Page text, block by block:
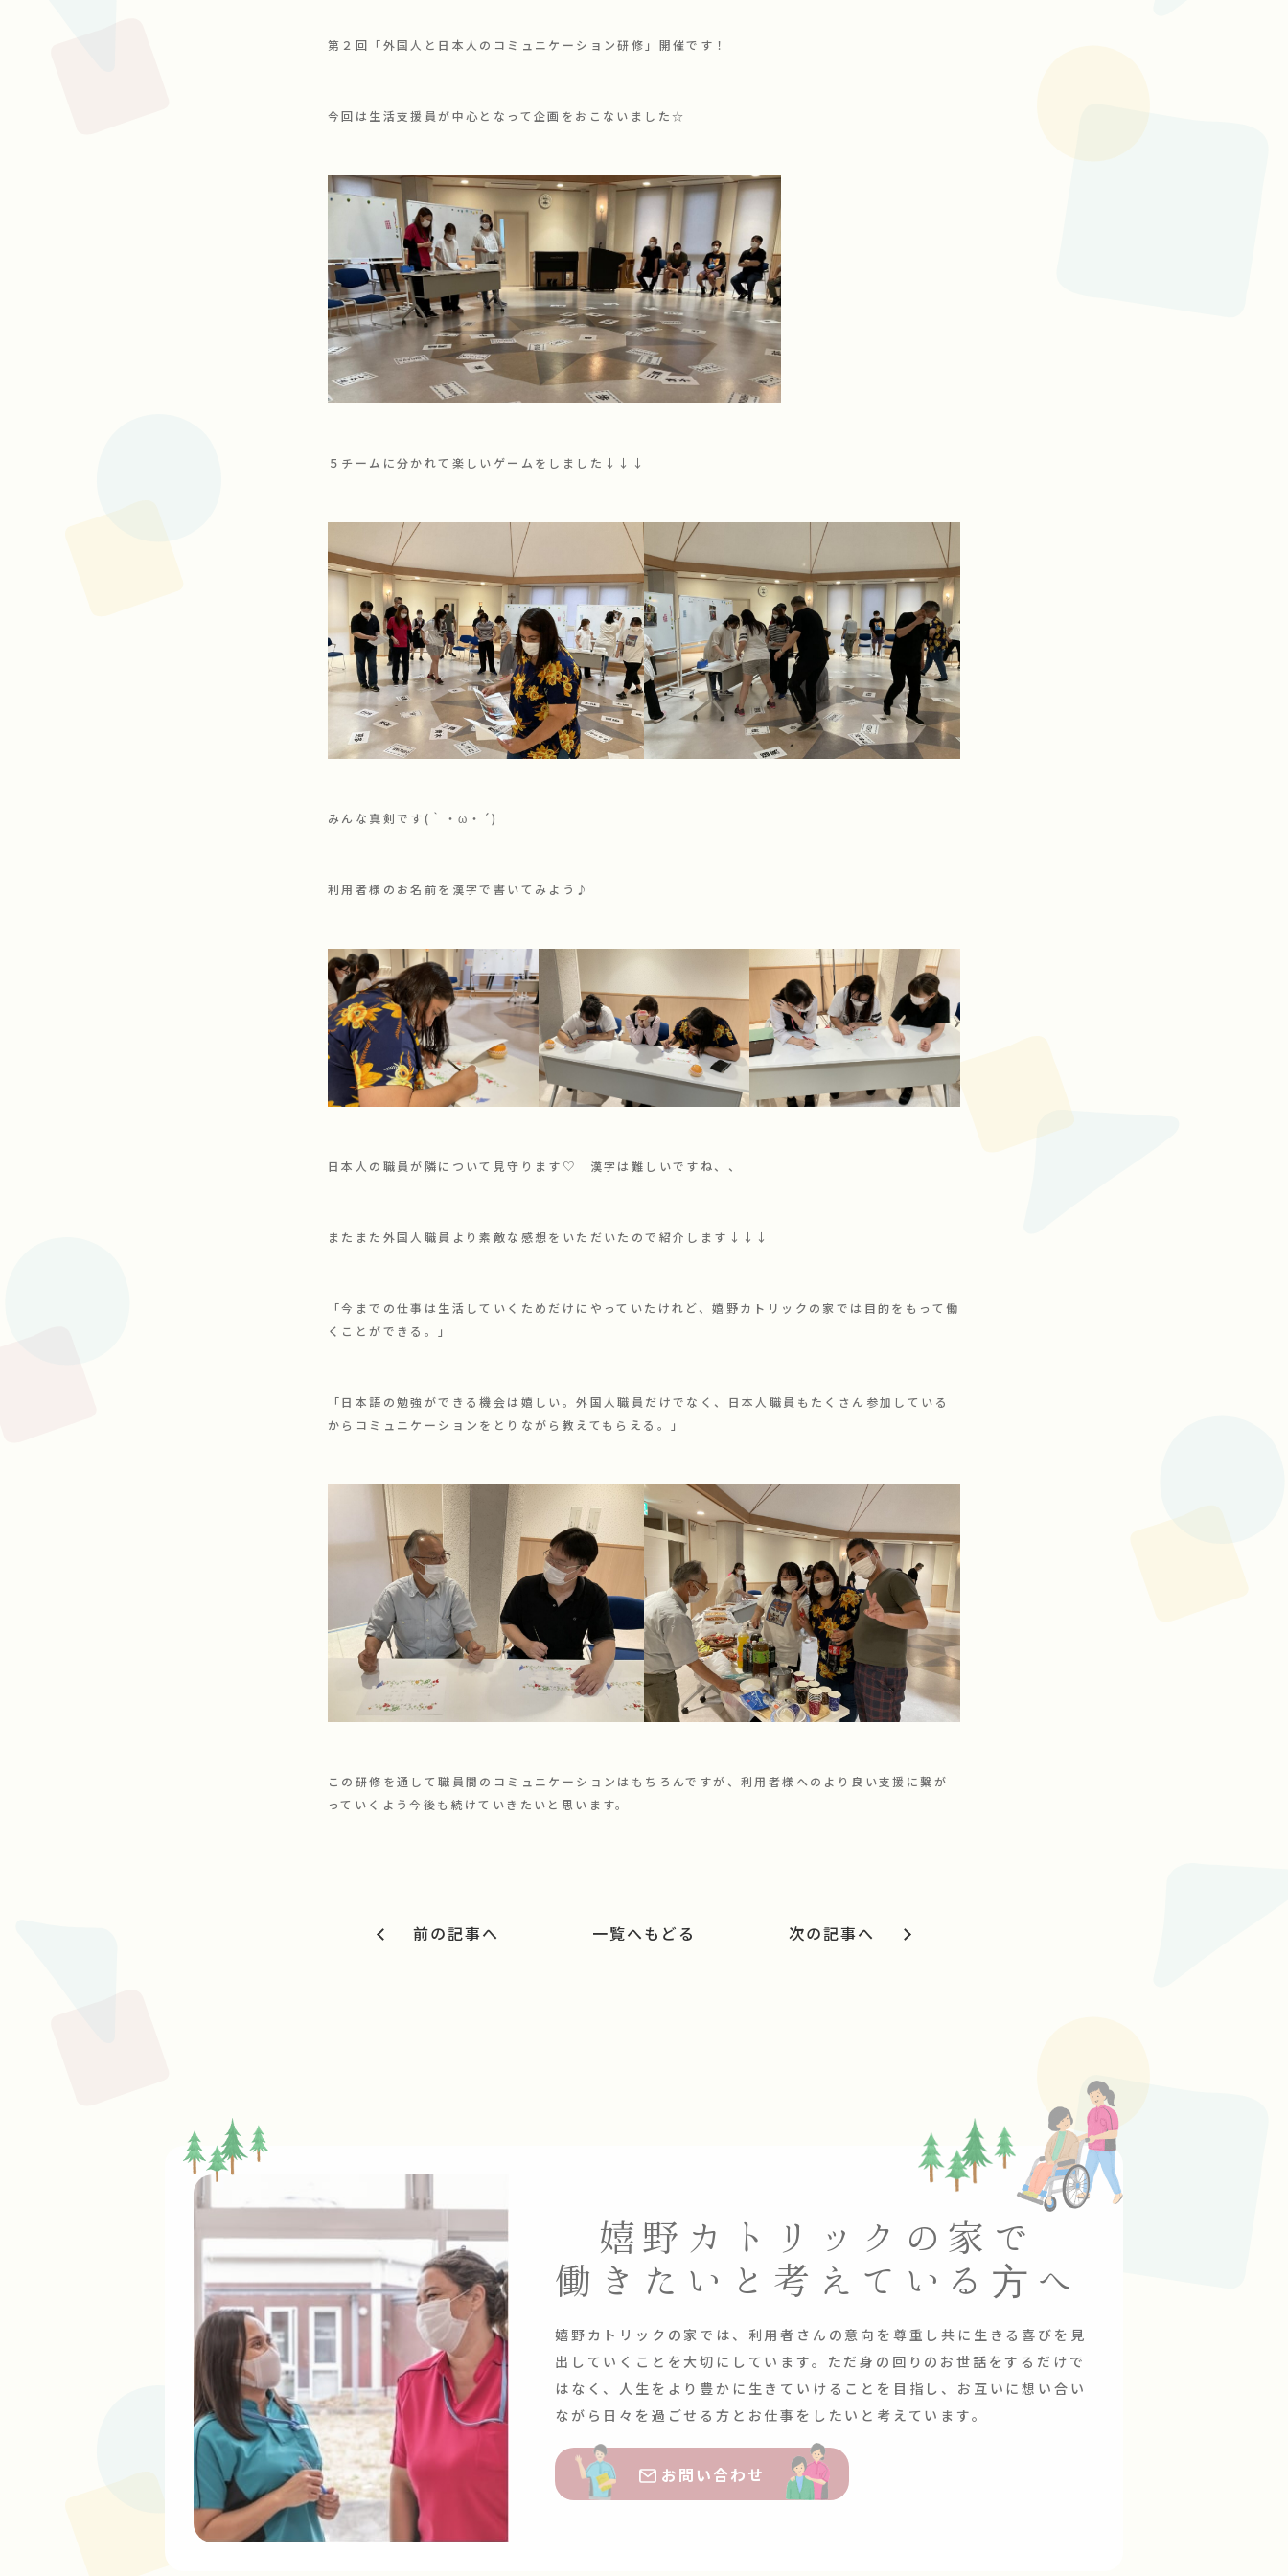
第２回「外国人と日本人のコミュニケーション研修」開催です！
今回は生活支援員が中心となって企画をおこないました☆
５チームに分かれて楽しいゲームをしました↓↓↓
みんな真剣です(｀・ω・´)
利用者様のお名前を漢字で書いてみよう♪
日本人の職員が隣について見守ります♡ 漢字は難しいですね、、
またまた外国人職員より素敵な感想をいただいたので紹介します↓↓↓
「今までの仕事は生活していくためだけにやっていたけれど、嬉野カトリックの家では目的をもって働
くことができる。」
「日本語の勉強ができる機会は嬉しい。外国人職員だけでなく、日本人職員もたくさん参加している
からコミュニケーションをとりながら教えてもらえる。」
この研修を通して職員間のコミュニケーションはもちろんですが、利用者様へのより良い支援に繋が
っていくよう今後も続けていきたいと思います。
前の記事へ 一覧へもどる 次の記事へ
嬉野カトリックの家で
働きたいと考えている方へ
嬉野カトリックの家では、利用者さんの意向を尊重し共に生きる喜びを見
出していくことを大切にしています。ただ身の回りのお世話をするだけで
はなく、人生をより豊かに生きていけることを目指し、お互いに想い合い
ながら日々を過ごせる方とお仕事をしたいと考えています。
お問い合わせ